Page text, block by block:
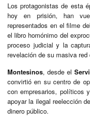
Los protagonistas de esta
hoy en prisión, han
representados en el filme
el libro homónimo del
proceso judicial y la
revelación de su masiva red
Montesinos, desde el
convirtió en su centro de
con empresarios, políticos
apoyar la ilegal reelección de
dinero público.